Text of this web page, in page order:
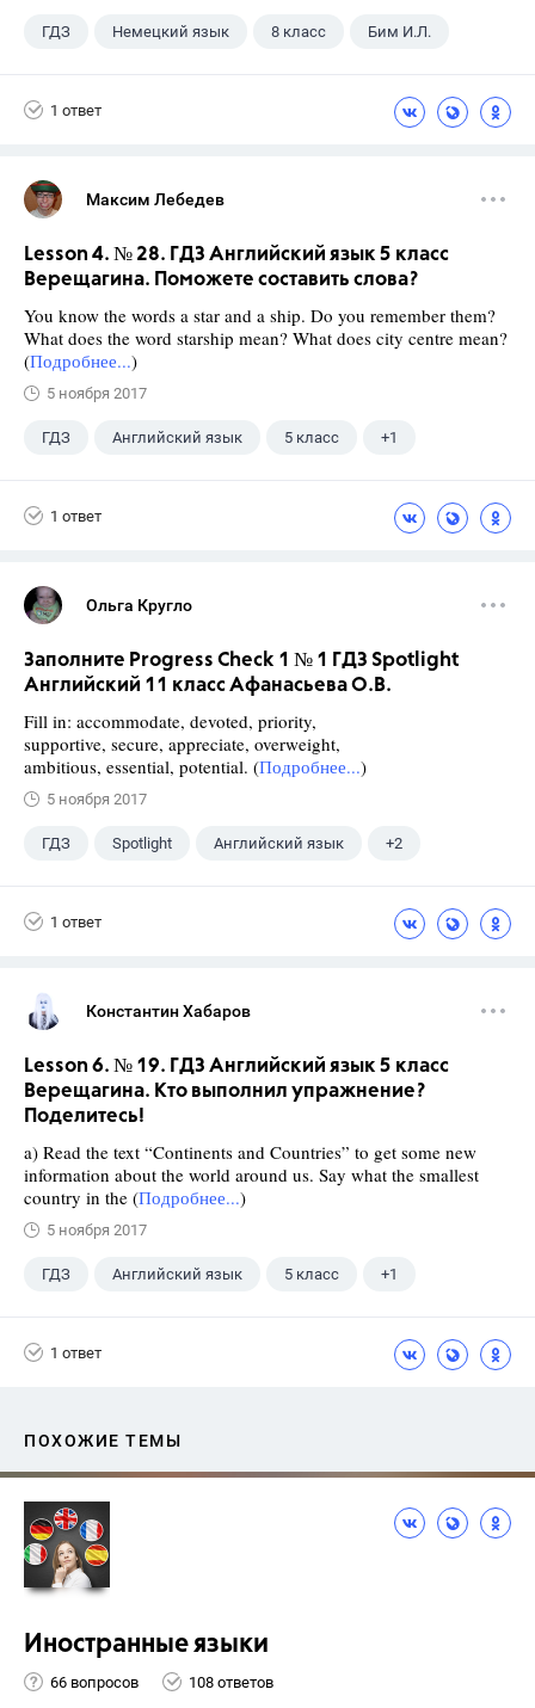
ГДЗ Немецкий язык 8 класс Бим И.Л.
1 ответ
Максим Лебедев
Lesson 4. № 28. ГДЗ Английский язык 5 класс
Верещагина. Поможете составить слова?
You know the words a star and a ship. Do you remember them?
What does the word starship mean? What does city centre mean?
(Подробнее...)
5 ноября 2017
ГДЗ Английский язык 5 класс +1
1 ответ
Ольга Кругло
Заполните Progress Check 1 № 1 ГДЗ Spotlight
Английский 11 класс Афанасьева О.В.
Fill in: accommodate, devoted, priority,
supportive, secure, appreciate, overweight,
ambitious, essential, potential. (Подробнее...)
5 ноября 2017
ГДЗ Spotlight Английский язык +2
1 ответ
Константин Хабаров
Lesson 6. № 19. ГДЗ Английский язык 5 класс
Верещагина. Кто выполнил упражнение?
Поделитесь!
a) Read the text “Continents and Countries” to get some new
information about the world around us. Say what the smallest
country in the (Подробнее...)
5 ноября 2017
ГДЗ Английский язык 5 класс +1
1 ответ
ПОХОЖИЕ ТЕМЫ
Иностранные языки
66 вопросов 108 ответов